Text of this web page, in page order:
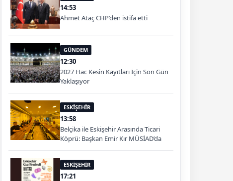
14:53
Ahmet Ataç CHP’den istifa etti
GÜNDEM
12:30
2027 Hac Kesin Kayıtları İçin Son Gün
Yaklaşıyor
ESKİŞEHİR
13:58
Belçika ile Eskişehir Arasında Ticari
Köprü: Başkan Emir Kır MÜSİAD’da
ESKİŞEHİR
17:21